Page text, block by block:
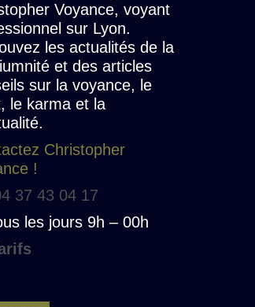
Voyance, voyant
sur Lyon.
les actualités de la
et des articles
sur la voyance, le
le karma et la
Christopher
!
37 43 04 17
les jours 9h – 00h